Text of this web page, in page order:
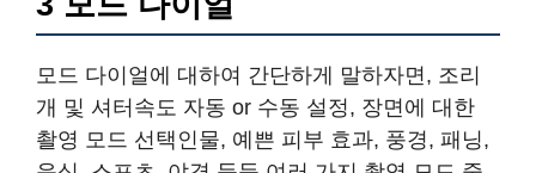
모드 다이얼에 대하여 간단하게 말하자면, 조리
개 및 셔터속도 자동 or 수동 설정, 장면에 대한
촬영 모드 선택인물, 예쁜 피부 효과, 풍경, 패닝,